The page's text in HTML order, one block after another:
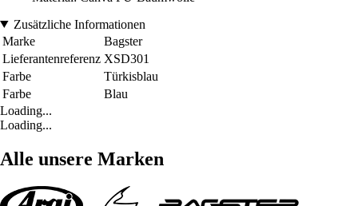
Zusätzliche Informationen
Marke
Bagster
Lieferantenreferenz XSD301
Farbe
Türkisblau
Farbe
Blau
Loading...
Loading...
Alle unsere Marken